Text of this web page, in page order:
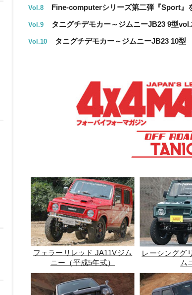
Vol.8 Fine-computerシリーズ第二弾『Sport』
Vol.9 タニグチデモカー～ジムニーJB23 9型
Vol.10 タニグチデモカー～ジムニーJB23 10型
フェラーリレッド JA11Vジム
ニー（平成5年式）
レーシンググ
ム